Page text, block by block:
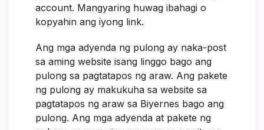
account. Mangyaring huwag ibahagi o
kopyahin ang iyong link.
Ang mga adyenda ng pulong ay naka-post
sa aming website isang linggo bago ang
pulong sa pagtatapos ng araw. Ang pakete
ng pulong ay makukuha sa website sa
pagtatapos ng araw sa Biyernes bago ang
pulong. Ang mga adyenda at pakete ng